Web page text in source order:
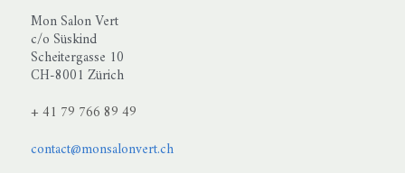
Mon Salon Vert
c/o Süskind
Scheitergasse 10
CH-8001 Zürich
+ 41 79 766 89 49
contact@monsalonvert.ch